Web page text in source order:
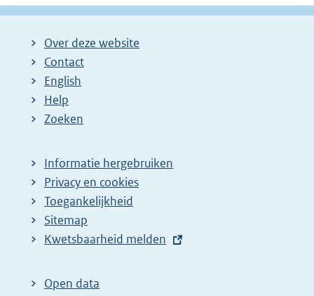
Over deze website
Contact
English
Help
Zoeken
Informatie hergebruiken
Privacy en cookies
Toegankelijkheid
Sitemap
E
t
Kwetsbaarheid melden
Open data